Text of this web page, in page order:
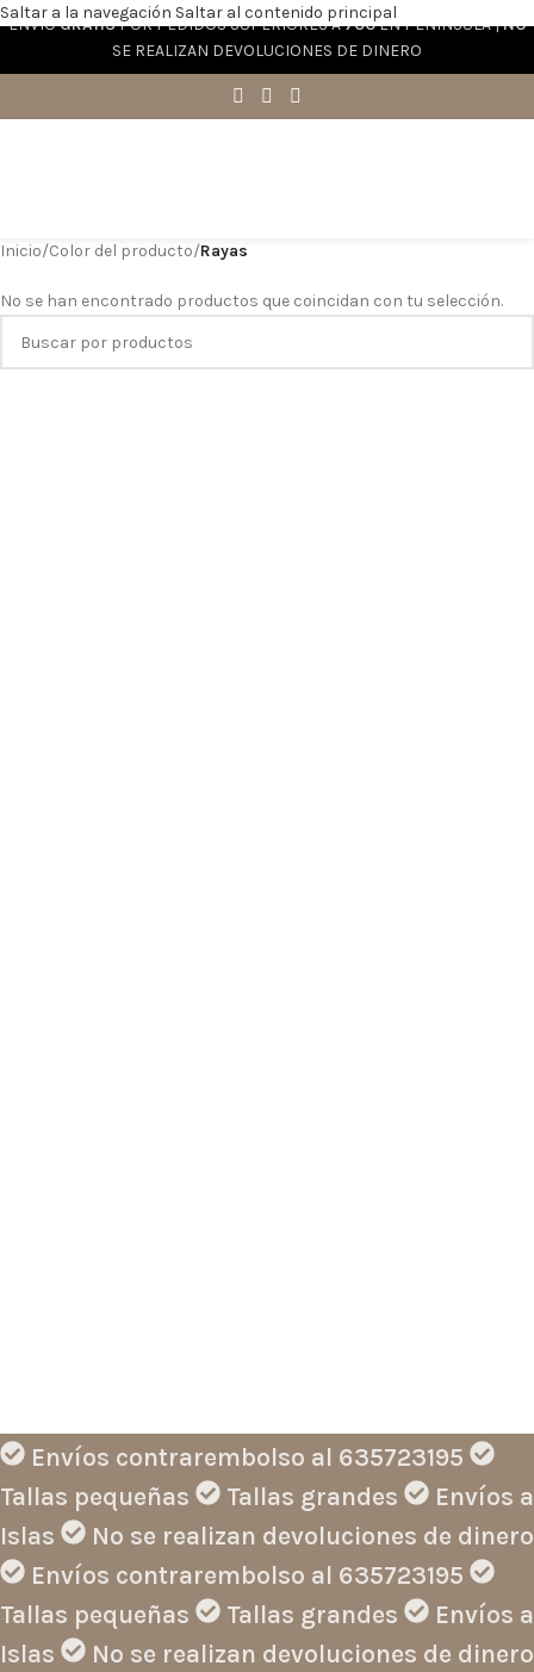
Saltar a la navegación Saltar al contenido principal
ENVÍOGRATISPOR PEDIDOS SUPERIORES A70€EN PENÍNSULA |NO
SE REALIZAN DEVOLUCIONES DE DINERO
Inicio/Color del producto/Rayas
No se han encontrado productos que coincidan con tu selección.
Envíos contrarembolso al 635723195
Tallas pequeñas
Tallas grandes
Envíos a
Islas
No se realizan devoluciones de dinero
Envíos contrarembolso al 635723195
Tallas pequeñas
Tallas grandes
Envíos a
Islas
No se realizan devoluciones de dinero